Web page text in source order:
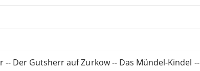
Der Gutsherr auf Zurkow -- Das Mündel-Kindel --